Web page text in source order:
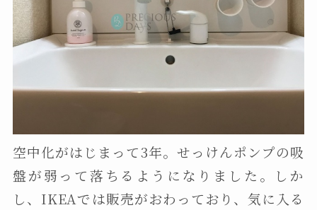
空中化がはじまって3年。せっけんポンプの吸
盤が弱って落ちるようになりました。しか
し、IKEAでは販売がおわっており、気に入る